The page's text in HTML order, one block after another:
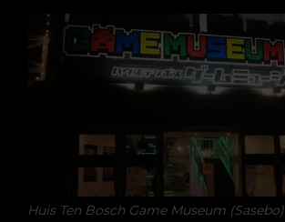
Huis Ten Bosch Game Museum (Sasebo)